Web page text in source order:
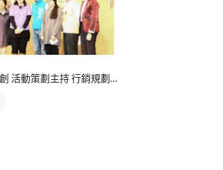
感信文創 活動策劃主持 行銷規劃 課程講座 美編文宣